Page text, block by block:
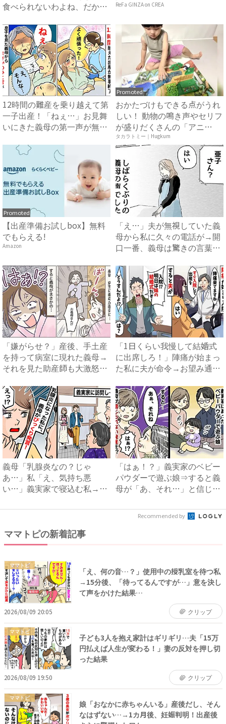
食べられないわよね、だか
ReFa GINZA on CREA
12時間の難産を乗り越えて第
一子出産！「ねぇ…」お見舞
いにきた義母の第一声が無
Promoted
おかたづけもできる点がうれ
しい！ 動物の鳴き声やセリフ
が盛りだくさんの「アニ
ア ...
タカラトミー｜Hugkum
Promoted
【出産準備お試しbox】無料
でもらえる!
Amazon
「え…」夫が無視していた義
母から私に久々の電話が→開
口一番、義母は驚きの言葉
「嫌がらせ？」産後、手土産
を持って病室に現れた義母→
それを見た助産師も大激怒！
「1日くらい我慢して結婚式
に出席しろ！」陣痛が始まっ
た私に夫が命令→お望み通り
義母「乳腺炎なの？じゃ
あ…」私「え、気持ち悪
い…」義実家で寝込む私→思
「はぁ！？」義実家のベビー
パウダーで遊ぶ娘⇒すると義
母が「あ、それ…」と信じら
Recommended by
ママトピの新着記事
ママトピ
「え、何の音…？」使用中の授乳室を待つ私
→15分後、「待ってるんですが…」意を決し
て声をかけた結果…
2026/08/09 20:05 クリップ
ママトピ
子ども3人を抱え家計はギリギリ…夫「15万
円払えば人生が変わる！」妻の反対を押し切
った結果
2026/08/09 19:50 クリップ
ママトピ
娘「おなかに赤ちゃんいる」産後だし、そん
なはずない…→1カ月後、妊娠判明！出産後